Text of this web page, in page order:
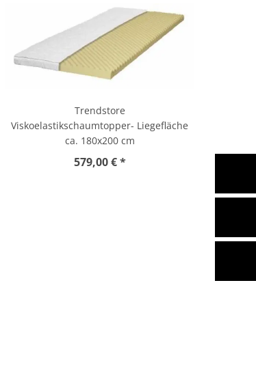
Trendstore
Viskoelastikschaumtopper- Liegefläche
ca. 180x200 cm
579,00 € *